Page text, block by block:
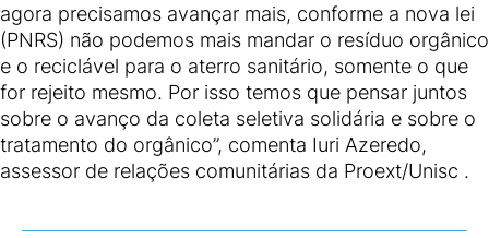
agora precisamos avançar mais, conforme a nova lei
(PNRS) não podemos mais mandar o resíduo orgânico
e o reciclável para o aterro sanitário, somente o que
for rejeito mesmo. Por isso temos que pensar juntos
sobre o avanço da coleta seletiva solidária e sobre o
tratamento do orgânico”, comenta Iuri Azeredo,
assessor de relações comunitárias da Proext/Unisc .